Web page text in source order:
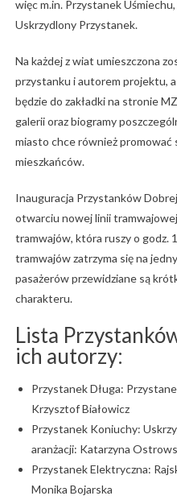
więc m.in. Przystanek
Uskrzydlony Przystanek.
Na każdej z wiat umieszczona
przystanku i autorem projektu,
będzie do zakładki na stronie
galerii oraz biogramy
miasto chce również
mieszkańców.
Inauguracja Przystanków
otwarciu nowej linii
tramwajów, która ruszy o godz.
tramwajów zatrzyma się na
pasażerów przewidziane są
charakteru.
Lista
ich autorzy:
Przystanek Długa:
Krzysztof Białowicz
Przystanek Koniuchy:
aranżacji: Katarzyna
Przystanek Elektryczna:
Monika Bojarska